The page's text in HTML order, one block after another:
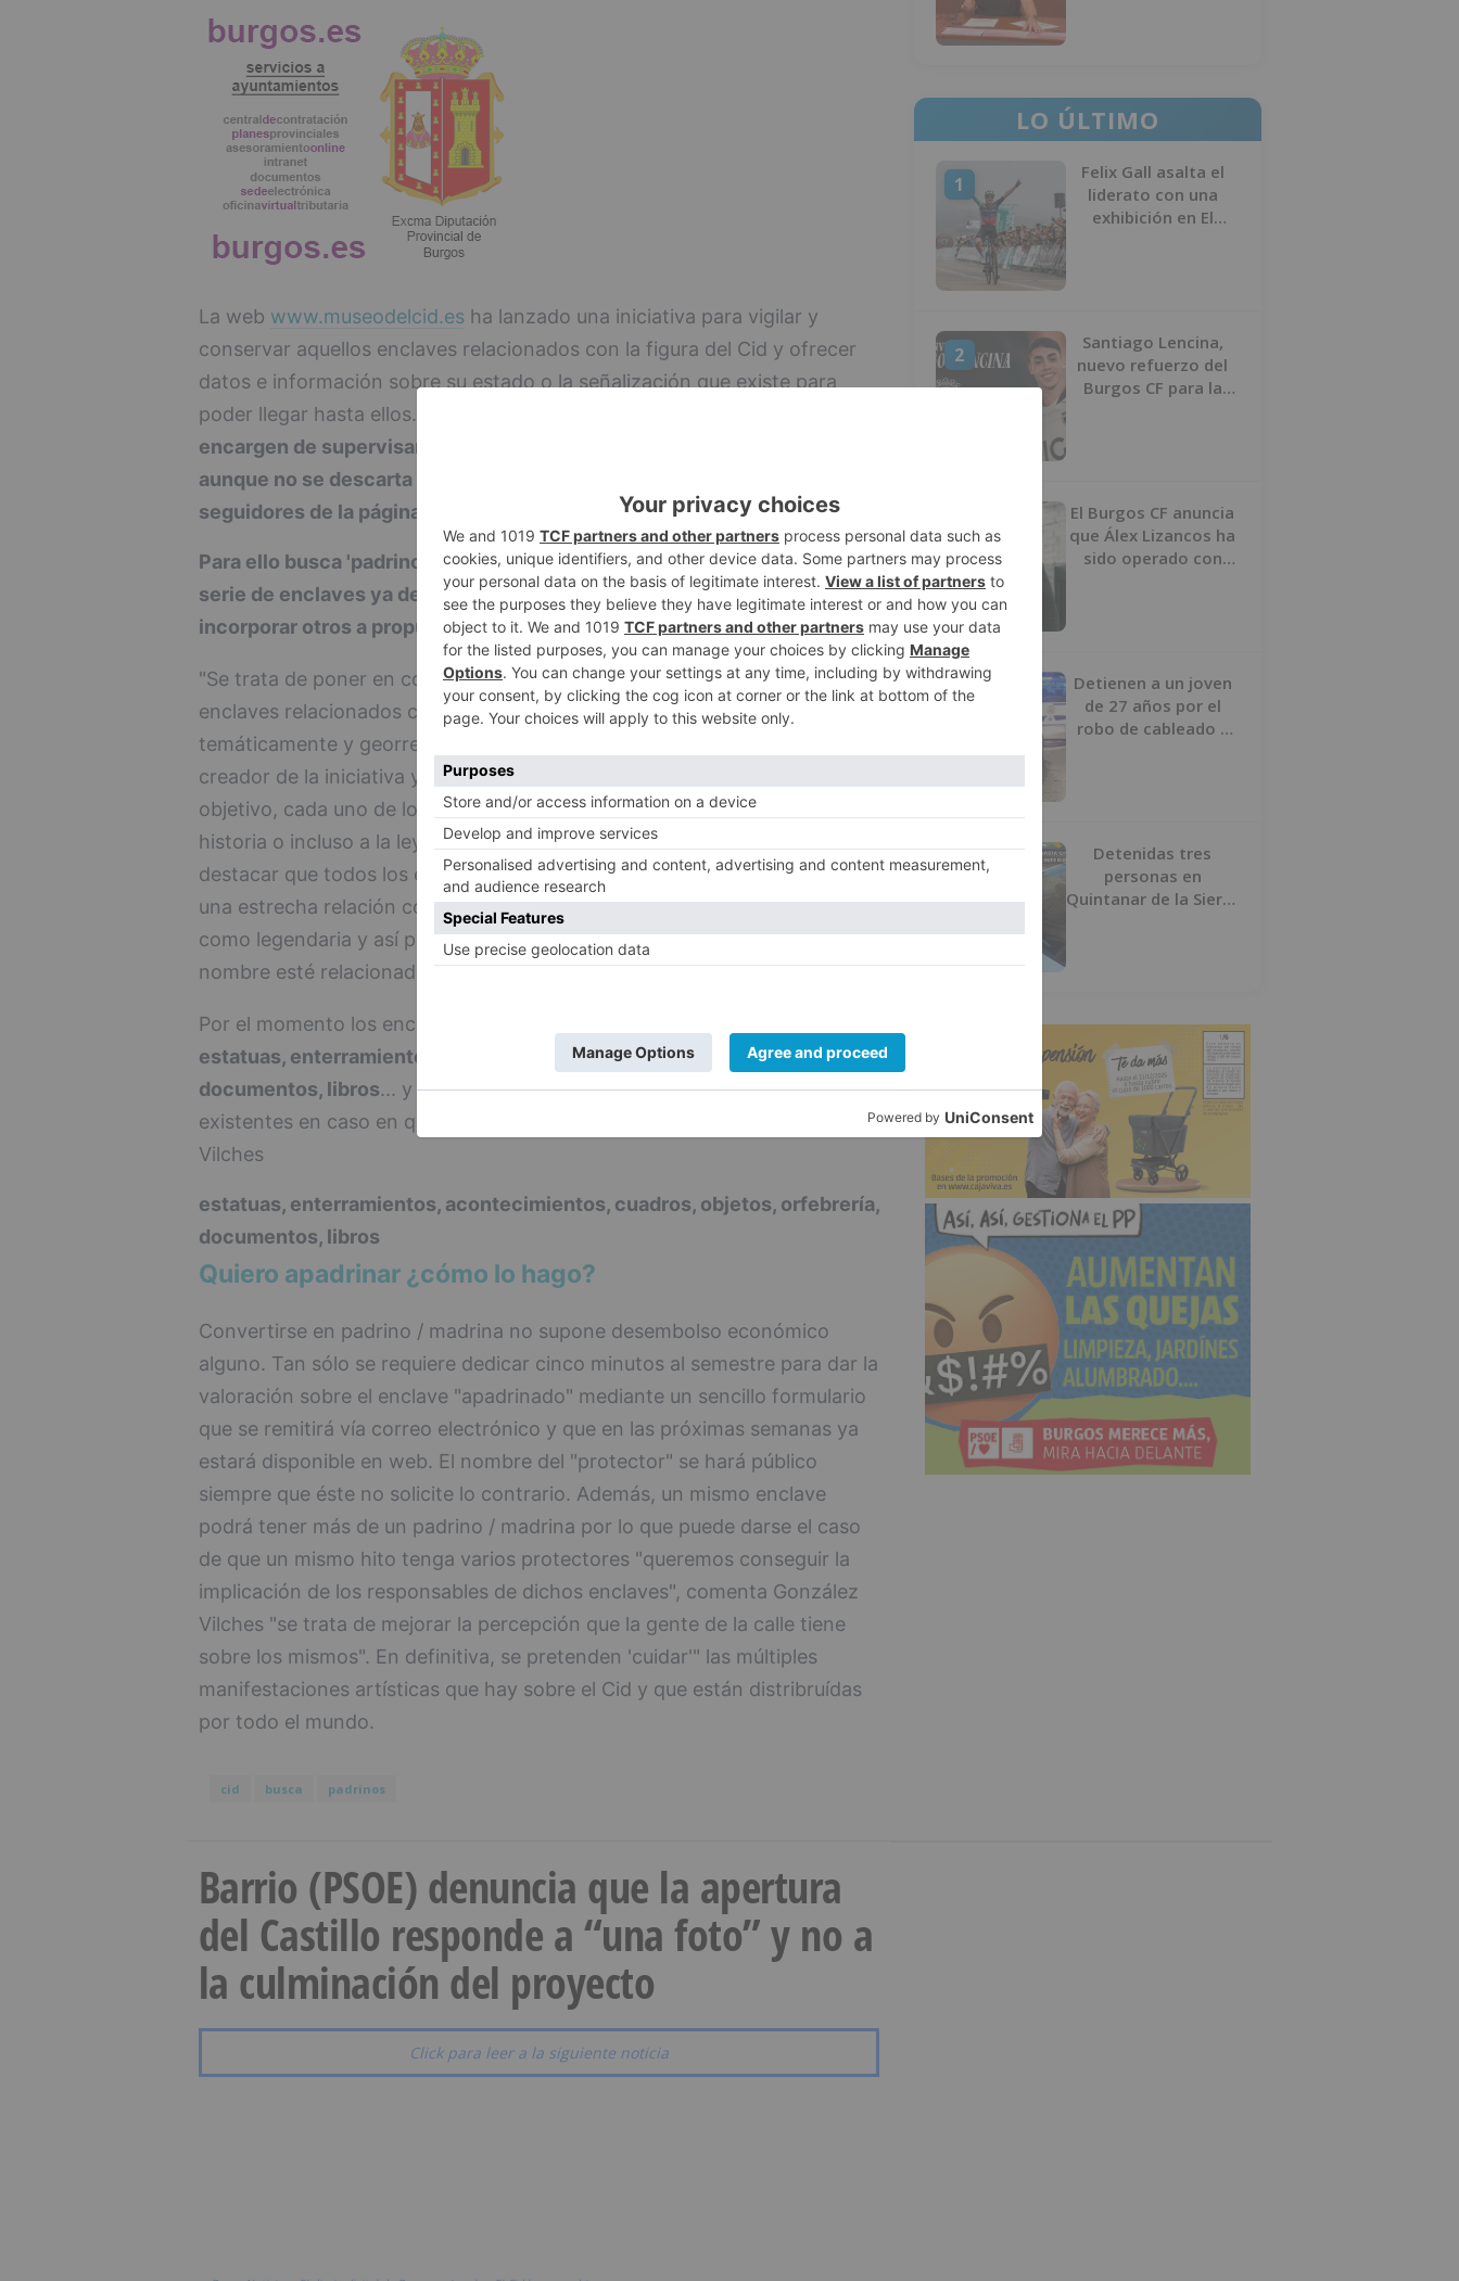
La web www.museodelcid.esha lanzado una iniciativa para vigilar y
conservar aquellos enclaves relacionados con la figura del Cid y ofrecer
datos e información sobre su estado o la señalización que existe para
poder llegar hasta ellos.
encargen de supervisar una serie de enclaves ya definidos en la web
aunque no se descarta incorporar otros a propuesta de los propios
seguidores de la página.
Para ello busca 'padrinos y madrinas' que se encargen de supervisar una
serie de enclaves ya definidos en la web aunque no se descarta
incorporar otros a propuesta de los propios seguidores de la página.
"Se trata de poner en conocimiento del público en general los diferentes
enclaves relacionados con el Cid, de un modo sencillo, ordenado
temáticamente y georreferenciado", explica Gregorio González Vilches,
creador de la iniciativa y de la web, que añade que, para lograr este
objetivo, cada uno de los enclaves incorpora información "atendiendo a la
historia o incluso a la leyenda", subraya. En este sentido es importante
destacar que todos los enclaves que aparecen (o que lo harán) guardan
una estrecha relación con la figura del Cid, tanto en su vertiente histórica
como legendaria y así por ejemplo no tendrá cabida un negocio local cuyo
nombre esté relacionado con el personaje.
Por el momento los enclaves están divididos en diferentes categorías:
estatuas, enterramientos, acontecimientos, cuadros, objetos, orfebrería,
documentos, libros... y es probable añadir nuevas "o bifurcar las
existentes en caso en que lo veamos interesante", resalta González
Vilches
estatuas, enterramientos, acontecimientos, cuadros, objetos, orfebrería,
documentos, libros
Quiero apadrinar ¿cómo lo hago?
Convertirse en padrino / madrina no supone desembolso económico
alguno. Tan sólo se requiere dedicar cinco minutos al semestre para dar la
valoración sobre el enclave "apadrinado" mediante un sencillo formulario
que se remitirá vía correo electrónico y que en las próximas semanas ya
estará disponible en web. El nombre del "protector" se hará público
siempre que éste no solicite lo contrario. Además, un mismo enclave
podrá tener más de un padrino / madrina por lo que puede darse el caso
de que un mismo hito tenga varios protectores "queremos conseguir la
implicación de los responsables de dichos enclaves", comenta González
Vilches "se trata de mejorar la percepción que la gente de la calle tiene
sobre los mismos". En definitiva, se pretenden 'cuidar'" las múltiples
manifestaciones artísticas que hay sobre el Cid y que están distribruídas
por todo el mundo.
cid busca padrinos
LO ÚLTIMO
1
Felix Gall asalta el
liderato con una
exhibición en El
2
Santiago Lencina,
nuevo refuerzo del
Burgos CF para la
El Burgos CF anuncia
que Álex Lizancos ha
sido operado con
4
Detienen a un joven
de 27 años por el
robo de cableado y
5
Detenidas tres
personas en
Quintanar de la Sierra
Barrio (PSOE) denuncia que la apertura
del Castillo responde a “una foto” y no a
la culminación del proyecto
Click para leer a la siguiente noticia